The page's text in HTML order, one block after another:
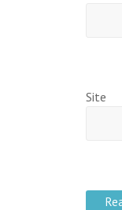
Site